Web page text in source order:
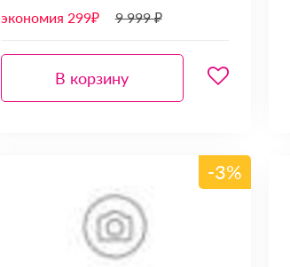
экономия 299₽ 9 999 ₽
В корзину
-3%